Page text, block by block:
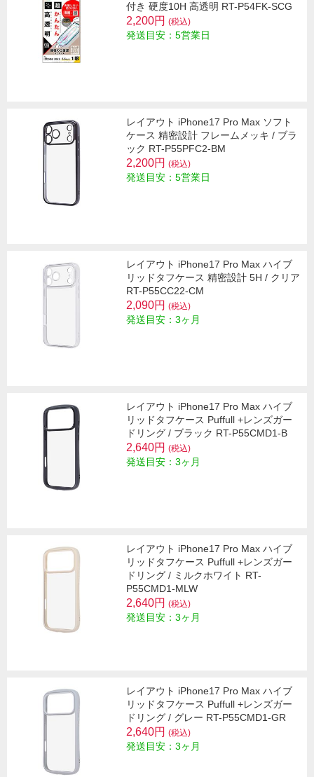
付き 硬度10H 高透明 RT-P54FK-SCG
2,200円 (税込)
発送目安：5営業日
レイアウト iPhone17 Pro Max ソフト
ケース 精密設計 フレームメッキ / ブラ
ック RT-P55PFC2-BM
2,200円 (税込)
発送目安：5営業日
レイアウト iPhone17 Pro Max ハイブ
リッドタフケース 精密設計 5H / クリア
RT-P55CC22-CM
2,090円 (税込)
発送目安：3ヶ月
レイアウト iPhone17 Pro Max ハイブ
リッドタフケース Puffull +レンズガー
ドリング / ブラック RT-P55CMD1-B
2,640円 (税込)
発送目安：3ヶ月
レイアウト iPhone17 Pro Max ハイブ
リッドタフケース Puffull +レンズガー
ドリング / ミルクホワイト RT-
P55CMD1-MLW
2,640円 (税込)
発送目安：3ヶ月
レイアウト iPhone17 Pro Max ハイブ
リッドタフケース Puffull +レンズガー
ドリング / グレー RT-P55CMD1-GR
2,640円 (税込)
発送目安：3ヶ月